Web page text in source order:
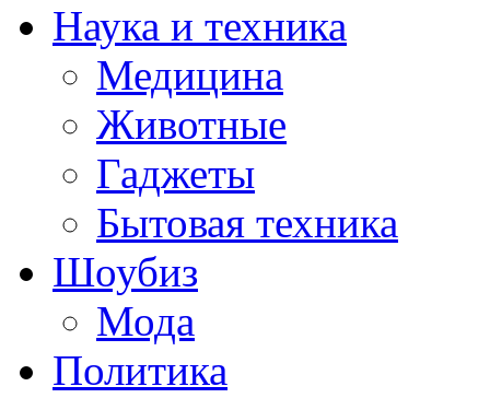
Наука и техника
Медицина
Животные
Гаджеты
Бытовая техника
Шоубиз
Мода
Политика